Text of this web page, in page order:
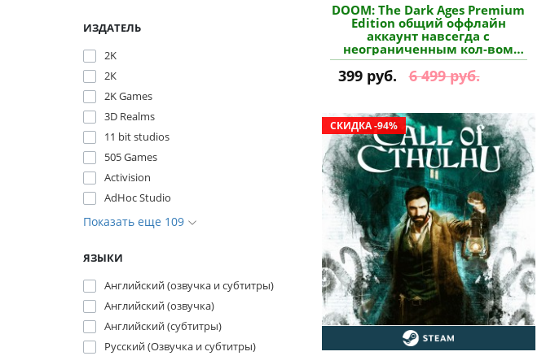
ИЗДАТЕЛЬ
2K
2К
2K Games
3D Realms
11 bit studios
505 Games
Activision
AdHoc Studio
Показать еще 109
ЯЗЫКИ
Английский (озвучка и субтитры)
Английский (озвучка)
Английский (субтитры)
Русский (Озвучка и субтитры)
DOOM: The Dark Ages Premium
Edition общий оффлайн
аккаунт навсегда с
неограниченным кол-вом
активаций в Steam купить
399 руб. 6 499 руб.
СКИДКА -94%